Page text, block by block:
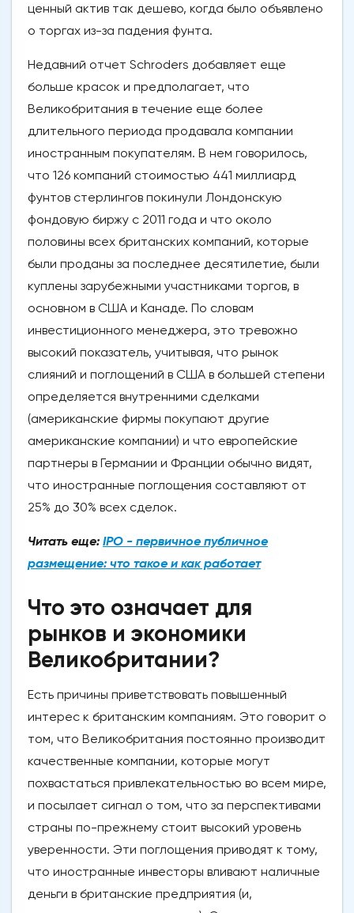
ценный актив так дешево, когда было объявлено
о торгах из-за падения фунта.
Недавний отчет Schroders добавляет еще
больше красок и предполагает, что
Великобритания в течение еще более
длительного периода продавала компании
иностранным покупателям. В нем говорилось,
что 126 компаний стоимостью 441 миллиард
фунтов стерлингов покинули Лондонскую
фондовую биржу с 2011 года и что около
половины всех британских компаний, которые
были проданы за последнее десятилетие, были
куплены зарубежными участниками торгов, в
основном в США и Канаде. По словам
инвестиционного менеджера, это тревожно
высокий показатель, учитывая, что рынок
слияний и поглощений в США в большей степени
определяется внутренними сделками
(американские фирмы покупают другие
американские компании) и что европейские
партнеры в Германии и Франции обычно видят,
что иностранные поглощения составляют от
25% до 30% всех сделок.
Читать еще: IPO - первичное публичное
размещение: что такое и как работает
Что это означает для
рынков и экономики
Великобритании?
Есть причины приветствовать повышенный
интерес к британским компаниям. Это говорит о
том, что Великобритания постоянно производит
качественные компании, которые могут
похвастаться привлекательностью во всем мире,
и посылает сигнал о том, что за перспективами
страны по-прежнему стоит высокий уровень
уверенности. Эти поглощения приводят к тому,
что иностранные инвесторы вливают наличные
деньги в британские предприятия (и,